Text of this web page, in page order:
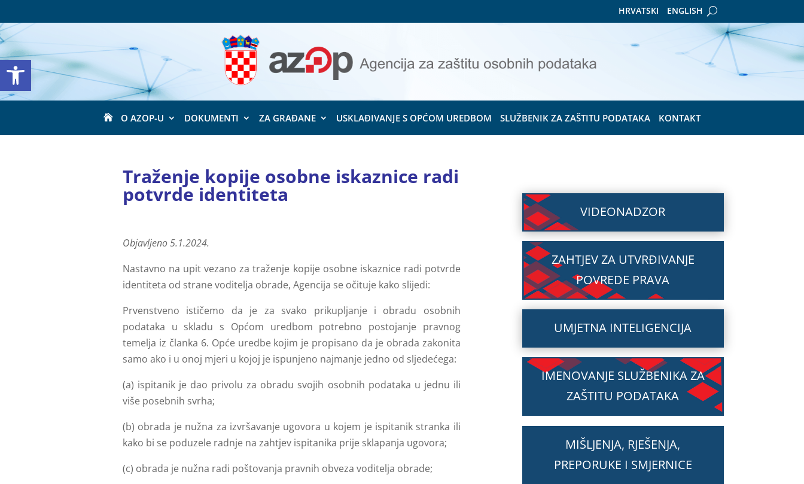
Open toolbar
HRVATSKI ENGLISH
 O AZOP-U DOKUMENTI ZA GRAĐANE USKLAĐIVANJE S OPĆOM UREDBOM SLUŽBENIK ZA ZAŠTITU PODATAKA KONTAKT
Traženje kopije osobne iskaznice radi
potvrde identiteta
Objavljeno 5.1.2024.
Nastavno na upit vezano za traženje kopije osobne iskaznice radi potvrde
identiteta od strane voditelja obrade, Agencija se očituje kako slijedi:
Prvenstveno ističemo da je za svako prikupljanje i obradu osobnih
podataka u skladu s Općom uredbom potrebno postojanje pravnog
temelja iz članka 6. Opće uredbe kojim je propisano da je obrada zakonita
samo ako i u onoj mjeri u kojoj je ispunjeno najmanje jedno od sljedećega:
(a) ispitanik je dao privolu za obradu svojih osobnih podataka u jednu ili
više posebnih svrha;
(b) obrada je nužna za izvršavanje ugovora u kojem je ispitanik stranka ili
kako bi se poduzele radnje na zahtjev ispitanika prije sklapanja ugovora;
(c) obrada je nužna radi poštovanja pravnih obveza voditelja obrade;
VIDEONADZOR
ZAHTJEV ZA UTVRĐIVANJE
POVREDE PRAVA
UMJETNA INTELIGENCIJA
IMENOVANJE SLUŽBENIKA ZA
ZAŠTITU PODATAKA
MIŠLJENJA, RJEŠENJA,
PREPORUKE I SMJERNICE